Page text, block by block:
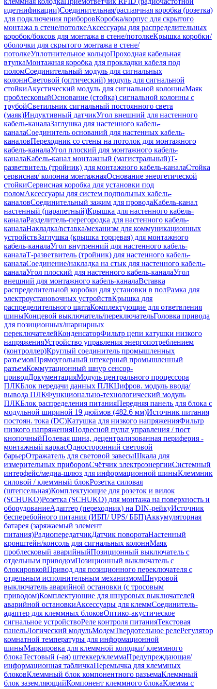
идетнификации)Соединительная/распаячная коробка (розетка)
для подключения приборовКоробка/корпус для скрытого
монтажа в стене/потолкеАксессуары для распределительных
коробок/боксов для монтажа в стене/потолкеКрышка коробки/
оболочки для скрытого монтажа в стене/
потолкеУплотнительное кольцоПроходная кабельная
втулкаМонтажная коробка для прокладки кабеля под
поломСоединительный модуль для сигнальных
колоннСветовой (оптический) модуль для сигнальной
стойкиАкустический модуль для сигнальной колонныМаяк
проблесковыйОснование (стойка) сигнальной колонны с
трубойСветильник сигнальный постоянного света
(маяк)Индуктивный датчикУгол внешний для настенного
кабель-каналаЗаглушка для настенного кабель-
каналаСоединитель оснований для настенных кабель-
каналовПереходник со стены на потолок для монтажного
кабель-каналаУгол плоский для монтажного кабель-
каналаКабель-канал монтажный (магистральный)Т-
разветвитель (тройник) для монтажного кабель-каналаСтойка
сервисная/ колонна монтажнаяОснование энергетической
стойкиСервисная коробка для установки под
поломАксессуары для систем подпольных кабель-
каналовСоединительный зажим для проводаКабель-канал
настенный (парапетный)Крышка для настенного кабель-
каналаРазделитель-перегородка для настенного кабель-
каналаНакладка/вставка/механизм для коммуникационных
устройствЗаглушка (крышка торцевая) для монтажного
кабель-каналаУгол внутренний для настенного кабель-
каналаТ-разветвитель (тройник) для настенного кабель-
каналаСоединение/накладка на стык для настенного кабель-
каналаУгол плоский для настенного кабель-каналаУгол
внешний для монтажного кабель-каналаВставка
распределительной коробки для установки в полРамка для
электроустановочных устройствКрышка для
распределительного щитаКомплектующие для ответвления
шиныКонцевой выключатель/переключательГоловка привода
для позиционных/шарнирных
переключателейКонденсаторФильтр цепи катушки низкого
напряженияУстройство управления энергопотреблением
(контроллер)Круглый соединитель промышленных
разъемовПрямоугольный штекерный промышленный
разъемКоммутационный шнур сенсор-
приводДокументацияМодуль центрального процессора
ПЛКБлок передачи данных ПЛКЦифров. модуль ввода/
вывода ПЛКФункционально-технологический модуль
ПЛКБлок распределения питанияПередняя панель для блока с
модульной шириной 19 дюймов (482.6 мм)Источник питания
постоян. тока (DC)Катушка для низкого напряженияФильтр
низкого напряженияПодвесной пульт управления / пост
кнопочныйПолевая шина, децентрализованная периферия -
монтажный каркасОдносторонний световой
барьерОтражатель для световой завесыШкала для
измерительных приборовСчётчик электроэнергииСистемный
интерфейс/медиа-шлюз для информационной шиныКлеммник
силовой / клеммный блокРозетка силовая
(штепсельная)Комплектующие для розеток и вилок
(SCHUKO)Розетка (SCHUKO) для монтажа на поверхность и
оборудованиеАдаптер (переходник) на DIN-рейкуИсточник
бесперебойного питания (ИБП/ UPS/ ББП)Аккумуляторная
батарея (заряжаемый элемент
питания)РадиопередатчикДатчик поворотаНастенный
кронштейн/консоль для сигнальных колоннМаяк
проблесковый аварийныйПозиционный выключатель с
отдельным приводомПозиционный выключатель с
блокировкойПривод для позиционного переключателя с
отдельным исполнительным механизмомШнуровой
выключатель аварийной остановки (с тросовым
приводом)Комплектующие для шнуровых выключателей
аварийной остановкиАксессуары для клеммСоединитель-
адаптер для клеммных блоковОптико-акустическое
сигнальное устройствоРеле контроля питанияТекстовая
панельЛогический модульМодемТвердотельное релеРегулятор
комнатной температуры для информационной
шиныМаркировка для клеммной колодки/ клеммного
блокаТестовый (-ая) штеккер/клеммаПредупреждающая/
информационная табличкаПеремычка для клеммных
блоковКлеммный блок компонентного разъемаКлеммный
блок заземляющийКомпонент клеммного блокаКлемма с